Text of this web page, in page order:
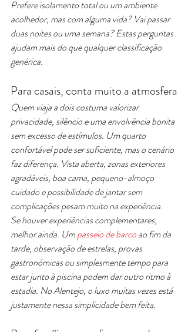
Prefere isolamento total ou um ambiente
acolhedor, mas com alguma vida? Vai passar
duas noites ou uma semana? Estas perguntas
ajudam mais do que qualquer classificação
genérica.
Para casais, conta muito a atmosfera
Quem viaja a dois costuma valorizar
privacidade, silêncio e uma envolvência bonita
sem excesso de estímulos. Um quarto
confortável pode ser suficiente, mas o cenário
faz diferença. Vista aberta, zonas exteriores
agradáveis, boa cama, pequeno-almoço
cuidado e possibilidade de jantar sem
complicações pesam muito na experiência.
Se houver experiências complementares,
melhor ainda. Um passeio de barco ao fim da
tarde, observação de estrelas, provas
gastronómicas ou simplesmente tempo para
estar junto à piscina podem dar outro ritmo à
estadia. No Alentejo, o luxo muitas vezes está
justamente nessa simplicidade bem feita.